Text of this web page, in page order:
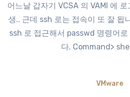
어느날 갑자기 VCSA 의 VAMI 에 로그인이 안되는 상황이 발
생.. 근데 ssh 로는 접속이 또 잘 됩
ssh 로 접근해서 passwd 명령어
다. Command>
VMware